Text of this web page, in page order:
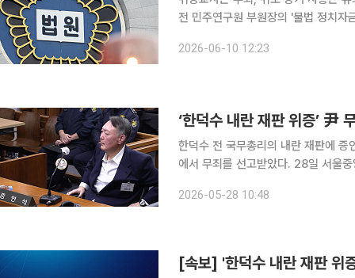
전 민주연구원 부원장의 '불법 정치자
2026-06-10 12:23
‘한덕수 내란 재판 위증’ 尹
한덕수 전 국무총리의 내란 재판에 증
에서 무죄를 선고받았다. 28일 서울중앙지법 형사합의32부(류경진 부장판사)는 위증 혐의로 재판
립하고, 주관적 평가나 진술은 위증죄
2026-05-28 10:48
[속보] '한덕수 내란 재판 위